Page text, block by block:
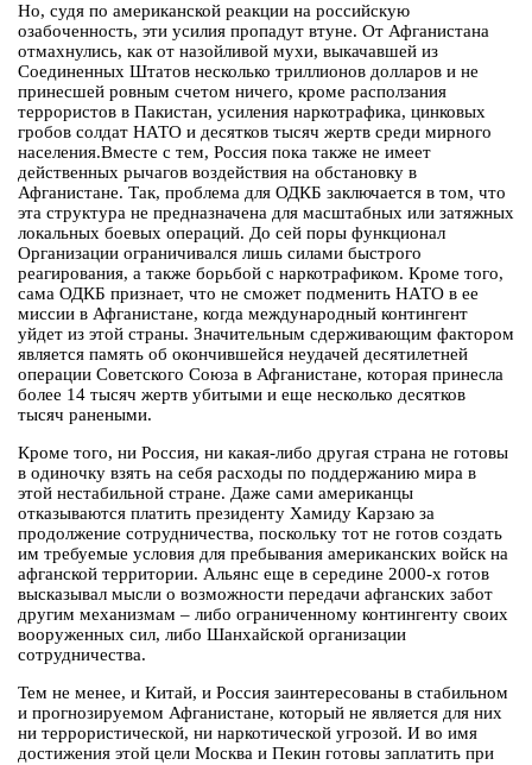
Но, судя по американской реакции на российскую
озабоченность, эти усилия пропадут втуне. От Афганистана
отмахнулись, как от назойливой мухи, выкачавшей из
Соединенных Штатов несколько триллионов долларов и не
принесшей ровным счетом ничего, кроме расползания
террористов в Пакистан, усиления наркотрафика, цинковых
гробов солдат НАТО и десятков тысяч жертв среди мирного
населения.Вместе с тем, Россия пока также не имеет
действенных рычагов воздействия на обстановку в
Афганистане. Так, проблема для ОДКБ заключается в том, что
эта структура не предназначена для масштабных или затяжных
локальных боевых операций. До сей поры функционал
Организации ограничивался лишь силами быстрого
реагирования, а также борьбой с наркотрафиком. Кроме того,
сама ОДКБ признает, что не сможет подменить НАТО в ее
миссии в Афганистане, когда международный контингент
уйдет из этой страны. Значительным сдерживающим фактором
является память об окончившейся неудачей десятилетней
операции Советского Союза в Афганистане, которая принесла
более 14 тысяч жертв убитыми и еще несколько десятков
тысяч ранеными.
Кроме того, ни Россия, ни какая-либо другая страна не готовы
в одиночку взять на себя расходы по поддержанию мира в
этой нестабильной стране. Даже сами американцы
отказываются платить президенту Хамиду Карзаю за
продолжение сотрудничества, поскольку тот не готов создать
им требуемые условия для пребывания американских войск на
афганской территории. Альянс еще в середине 2000-х готов
высказывал мысли о возможности передачи афганских забот
другим механизмам – либо ограниченному контингенту своих
вооруженных сил, либо Шанхайской организации
сотрудничества.
Тем не менее, и Китай, и Россия заинтересованы в стабильном
и прогнозируемом Афганистане, который не является для них
ни террористической, ни наркотической угрозой. И во имя
достижения этой цели Москва и Пекин готовы заплатить при